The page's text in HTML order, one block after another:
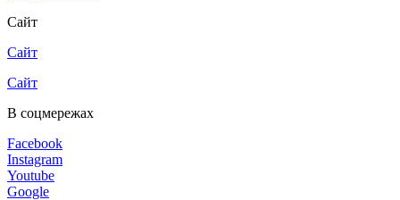
Сайт
Сайт
Сайт
В соцмережах
Facebook
Instagram
Youtube
Google